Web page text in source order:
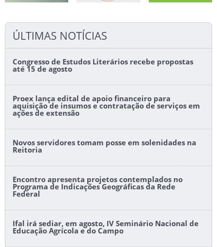
ÚLTIMAS NOTÍCIAS
Congresso de Estudos Literários recebe propostas
até 15 de agosto
Proex lança edital de apoio financeiro para
aquisição de insumos e contratação de serviços em
ações de extensão
Novos servidores tomam posse em solenidades na
Reitoria
Encontro apresenta projetos contemplados no
Programa de Indicações Geográficas da Rede
Federal
Ifal irá sediar, em agosto, IV Seminário Nacional de
Educação Agrícola e do Campo